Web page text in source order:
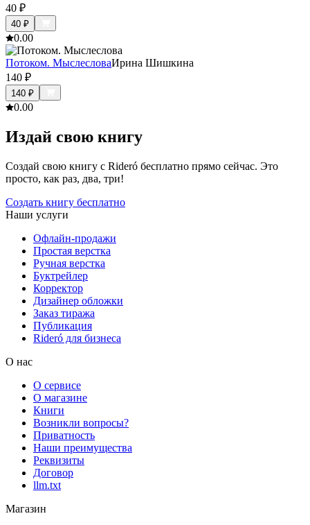
40 ₽
40 ₽
0.00
Потоком. МыслесловаИрина Шишкина
140 ₽
140 ₽
0.00
Издай свою книгу
Создай свою книгу с Rideró бесплатно прямо сейчас. Это
просто, как раз, два, три!
Создать книгу бесплатно
Наши услуги
Офлайн-продажи
Простая верстка
Ручная верстка
Буктрейлер
Корректор
Дизайнер обложки
Заказ тиража
Публикация
Rideró для бизнеса
О нас
О сервисе
О магазине
Книги
Возникли вопросы?
Приватность
Наши преимущества
Реквизиты
Договор
llm.txt
Магазин